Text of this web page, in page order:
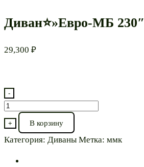
Диван⭐»Евро-МБ 230″
29,300 ₽
-
Количество
товара
Диван⭐"Евро-
МБ
+ В корзину
Категория: Диваны Метка: ммк